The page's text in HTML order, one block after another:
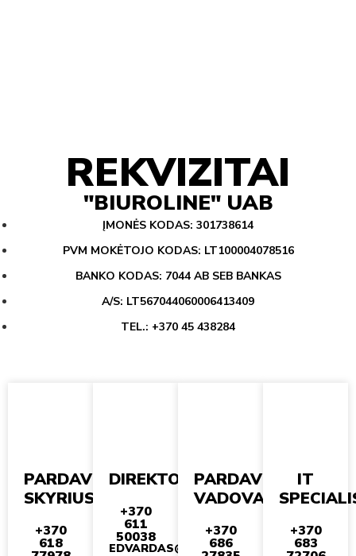
REKVIZITAI
"BIUROLINE" UAB
ĮMONĖS KODAS: 301738614
PVM MOKĖTOJO KODAS: LT100004078516
BANKO KODAS: 7044 AB SEB BANKAS
A/S: LT567044060006413409
TEL.: +370 45 438284
PARDAVIMŲ
SKYRIUS
+370
618
DIREKTORIUS
+370
611
50038
EDVARDAS@BIUROLINE.LT
PARDAVIMŲ
VADOVAS
+370
686
IT
+370
683